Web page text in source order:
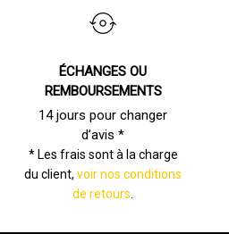
ÉCHANGES OU
REMBOURSEMENTS
14 jours pour changer
d’avis *
* Les frais sont à la charge
du client,voir nos conditions
de retours